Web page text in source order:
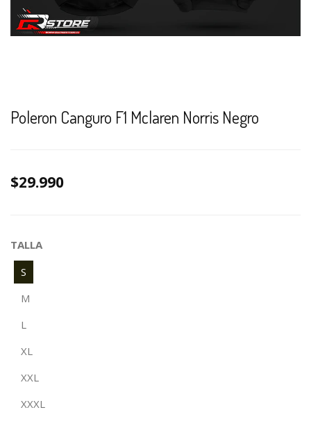
Poleron Canguro F1 Mclaren Norris Negro
$29.990
TALLA
S
M
L
XL
XXL
XXXL